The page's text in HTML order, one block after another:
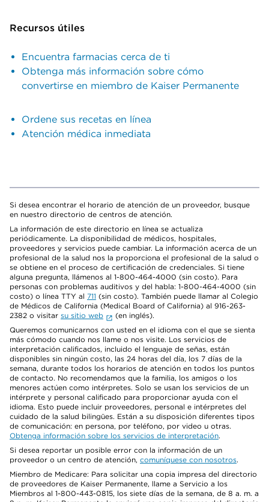
Recursos útiles
Encuentra farmacias cerca de ti
Obtenga más información sobre cómo
convertirse en miembro de Kaiser Permanente
Ordene sus recetas en línea
Atención médica inmediata
Si desea encontrar el horario de atención de un proveedor, busque
en nuestro directorio de centros de atención.
La información de este directorio en línea se actualiza
periódicamente. La disponibilidad de médicos, hospitales,
proveedores y servicios puede cambiar. La información acerca de un
profesional de la salud nos la proporciona el profesional de la salud o
se obtiene en el proceso de certificación de credenciales. Si tiene
alguna pregunta, llámenos al 1-800-464-4000 (sin costo). Para
personas con problemas auditivos y del habla: 1-800-464-4000 (sin
costo) o línea TTY al 711 (sin costo). También puede llamar al Colegio
de Médicos de California (Medical Board of California) al 916-263-
2382 o visitar su sitio web
(en inglés).
Queremos comunicarnos con usted en el idioma con el que se sienta
más cómodo cuando nos llame o nos visite. Los servicios de
interpretación calificados, incluido el lenguaje de señas, están
disponibles sin ningún costo, las 24 horas del día, los 7 días de la
semana, durante todos los horarios de atención en todos los puntos
de contacto. No recomendamos que la familia, los amigos o los
menores actúen como intérpretes. Solo se usan los servicios de un
intérprete y personal calificado para proporcionar ayuda con el
idioma. Esto puede incluir proveedores, personal e intérpretes del
cuidado de la salud bilingües. Están a su disposición diferentes tipos
de comunicación: en persona, por teléfono, por video u otras.
Obtenga información sobre los servicios de interpretación.
Si desea reportar un posible error con la información de un
proveedor o un centro de atención, comuníquese con nosotros.
Miembro de Medicare: Para solicitar una copia impresa del directorio
de proveedores de Kaiser Permanente, llame a Servicio a los
Miembros al 1-800-443-0815, los siete días de la semana, de 8 a. m. a